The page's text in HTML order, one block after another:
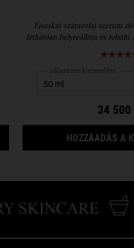
Éjszakai szárazolaj szérum
láthatóan helyreállítja és feltölti
kipihent és kiegyensúlyozott
Válasszon kiszerelést
34 500
HOZZÁADÁS A